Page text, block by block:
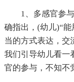
1、多感官参
确指出，(幼儿)“
当的方式表达，交
我们引导幼儿看一
官的参与，不知不